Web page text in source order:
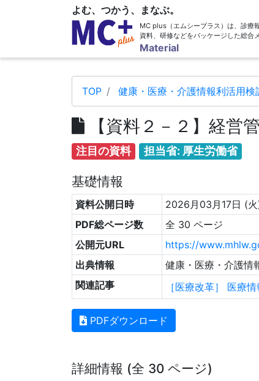
よむ、つかう、まなぶ。
MC plus（エムシープラス）は、診療
資料、研修などをパッケージした総合
Material
TOP 健康・医療・介護情報利活用
【資料２－２】経営
注目の資料 担当省: 厚生労働省
基礎情報
資料公開日時
2026月03月17日 (火
PDF総ページ数
全 30 ページ
公開元URL
https://
出典情報
健康・医療・介護情
関連記事
［医療改革］ 医療
PDFダウンロード
詳細情報 (全 30 ページ)